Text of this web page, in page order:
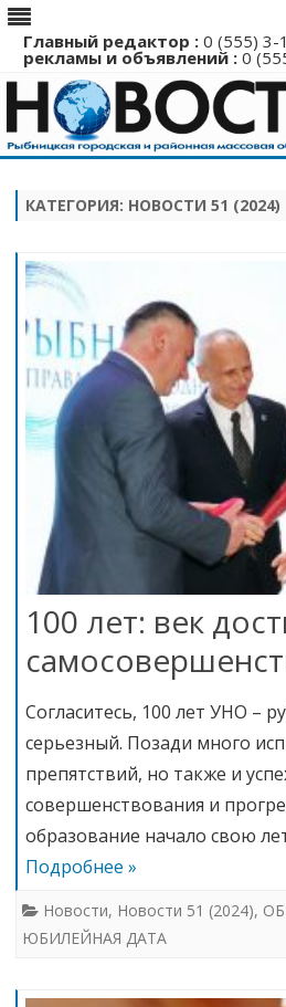
Главный редактор : 0 (555)
рекламы и объявлений : 0
КАТЕГОРИЯ: НОВОСТИ 51 (2024)
100 лет: век
Согласитесь, 100 лет УНО –
серьезный. Позади много
препятствий, но также и
совершенствования и
образование начало свою
Подробнее »
Новости, Новости 51 (2024),
ЮБИЛЕЙНАЯ ДАТА